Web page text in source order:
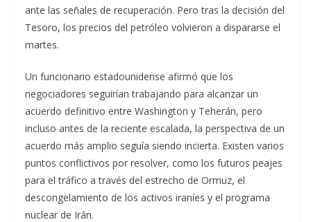
ante las señales de recuperación. Pero tras la decisión del
Tesoro, los precios del petróleo volvieron a dispararse el
martes.
Un funcionario estadounidense afirmó que los
negociadores seguirían trabajando para alcanzar un
acuerdo definitivo entre Washington y Teherán, pero
incluso antes de la reciente escalada, la perspectiva de un
acuerdo más amplio seguía siendo incierta. Existen varios
puntos conflictivos por resolver, como los futuros peajes
para el tráfico a través del estrecho de Ormuz, el
descongelamiento de los activos iraníes y el programa
nuclear de Irán.